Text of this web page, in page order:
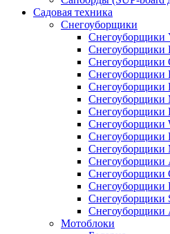
Садовая техника
Снегоуборщики
Снегоуборщики
Снегоуборщики
Снегоуборщики
Снегоуборщики
Снегоуборщики
Снегоуборщики
Снегоуборщики
Снегоуборщики
Снегоуборщики
Снегоуборщики
Снегоуборщики
Снегоуборщики
Снегоуборщики
Снегоуборщики
Снегоуборщики
Мотоблоки